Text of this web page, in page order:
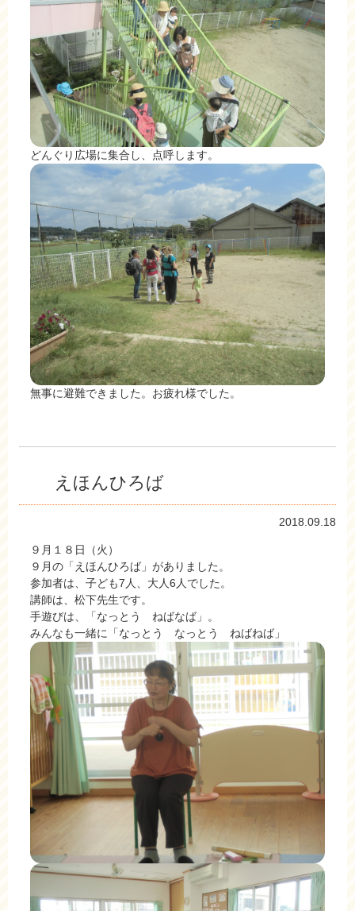
どんぐり広場に集合し、点呼します。
無事に避難できました。お疲れ様でした。
えほんひろば
2018.09.18
９月１８日（火）
９月の「えほんひろば」がありました。
参加者は、子ども7人、大人6人でした。
講師は、松下先生です。
手遊びは、「なっとう ねばなば」。
みんなも一緒に「なっとう なっとう ねばねば」